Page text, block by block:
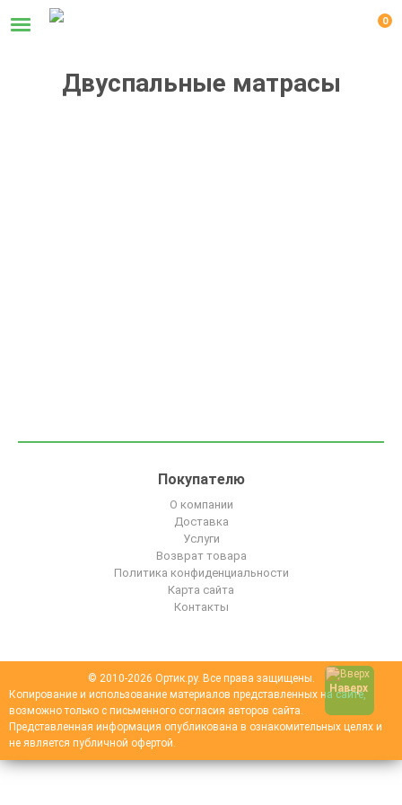
0
Двуспальные матрасы
Покупателю
О компании
Доставка
Услуги
Возврат товара
Политика конфиденциальности
Карта сайта
Контакты
© 2010-2026 Ортик.ру. Все права защищены.
Копирование и использование материалов представленных на сайте,
возможно только с письменного согласия авторов сайта.
Представленная информация опубликована в ознакомительных целях и
не является публичной офертой.
Наверх